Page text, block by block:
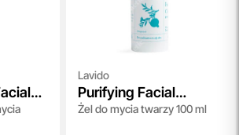
Lavido
Purifying Facial
Cleanser
Żel do mycia twarzy 100 ml